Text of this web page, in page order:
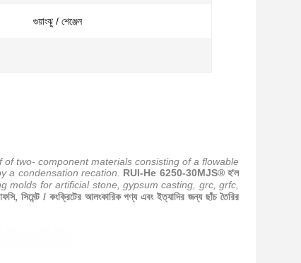
গুয়াংঝু / শেঞ্জেন
two- component materials consisting of a flowable
a condensation recation.
RUI-He 6250-30MJS® হ'ল
molds for artificial stone, gypsum casting, grc, grfc,
সিমেন্ট / কংক্রিটের আলংকারিক পণ্য এবং ইত্যাদির জন্য ছাঁচ তৈরির